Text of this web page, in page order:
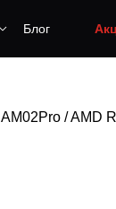
Блог
AM02Pro /